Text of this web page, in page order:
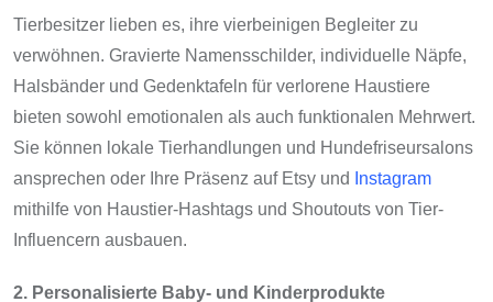
Tierbesitzer lieben es, ihre vierbeinigen Begleiter zu
verwöhnen. Gravierte Namensschilder, individuelle Näpfe,
Halsbänder und Gedenktafeln für verlorene Haustiere
bieten sowohl emotionalen als auch funktionalen Mehrwert.
Sie können lokale Tierhandlungen und Hundefriseursalons
ansprechen oder Ihre Präsenz auf Etsy und
Instagram
mithilfe von Haustier-Hashtags und Shoutouts von Tier-
Influencern ausbauen.
2. Personalisierte Baby- und Kinderprodukte